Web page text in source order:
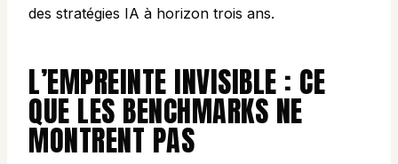
des stratégies IA à horizon trois ans.
L’EMPREINTE INVISIBLE : CE
QUE LES BENCHMARKS NE
MONTRENT PAS